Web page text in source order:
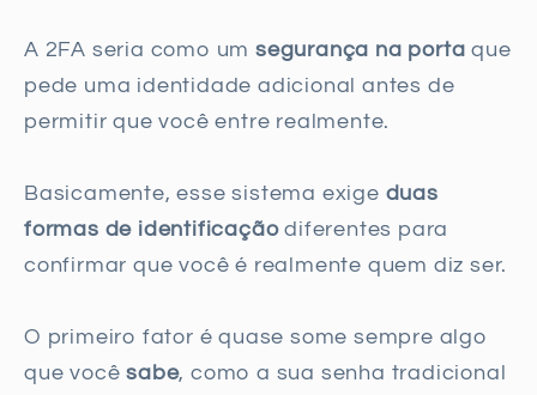
A 2FA seria como um segurança na porta que
pede uma identidade adicional antes de
permitir que você entre realmente.
Basicamente, esse sistema exige duas
formas de identificaçãodiferentes para
confirmar que você é realmente quem diz ser.
O primeiro fator é quase some sempre algo
que vocêsabe, como a sua senha tradicional